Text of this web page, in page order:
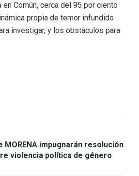
Común, cerca del 95 por ciento
propia de temor infundido
investigar, y los obstáculos para
MORENA impugnarán resolución
violencia política de género